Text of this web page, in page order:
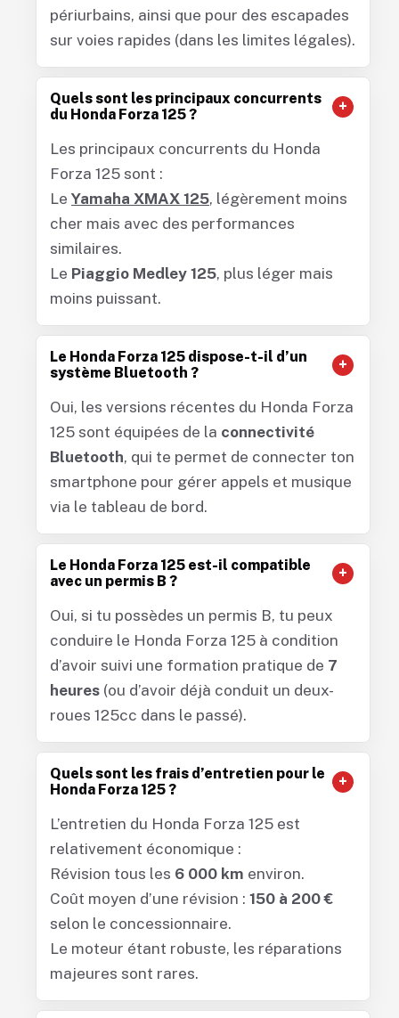
périurbains, ainsi que pour des escapades
sur voies rapides (dans les limites légales).
Quels sont les principaux concurrents
du Honda Forza 125 ?
Les principaux concurrents du Honda
Forza 125 sont :
Le Yamaha XMAX 125, légèrement moins
cher mais avec des performances
similaires.
Le Piaggio Medley 125, plus léger mais
moins puissant.
Le Honda Forza 125 dispose-t-il d’un
système Bluetooth ?
Oui, les versions récentes du Honda Forza
125 sont équipées de la connectivité
Bluetooth, qui te permet de connecter ton
smartphone pour gérer appels et musique
via le tableau de bord.
Le Honda Forza 125 est-il compatible
avec un permis B ?
Oui, si tu possèdes un permis B, tu peux
conduire le Honda Forza 125 à condition
d’avoir suivi une formation pratique de 7
heures (ou d’avoir déjà conduit un deux-
roues 125cc dans le passé).
Quels sont les frais d’entretien pour le
Honda Forza 125 ?
L’entretien du Honda Forza 125 est
relativement économique :
Révision tous les 6 000 km environ.
Coût moyen d’une révision : 150 à 200 €
selon le concessionnaire.
Le moteur étant robuste, les réparations
majeures sont rares.